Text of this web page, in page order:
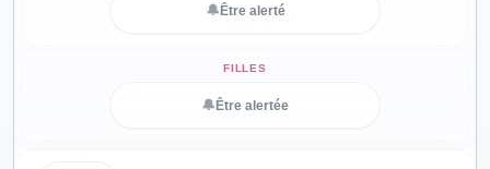
🔔 Être alerté
🔔 Être alertée